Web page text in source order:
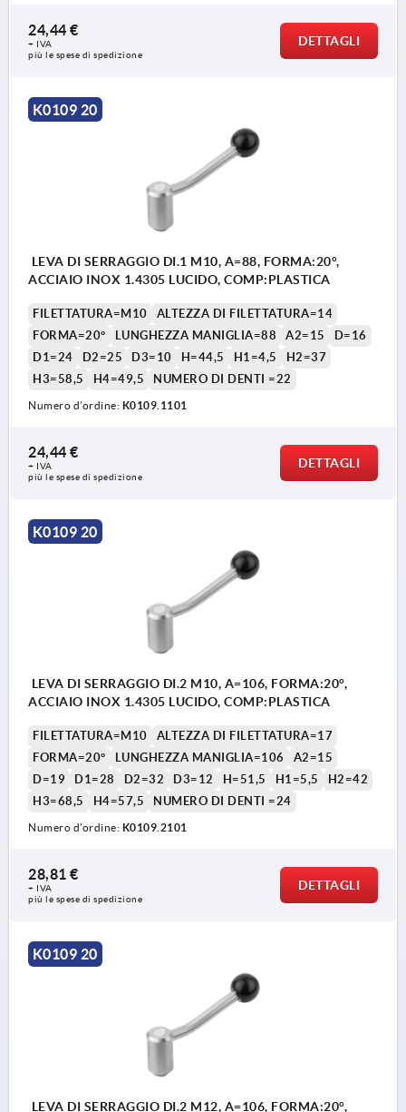
24,44 €
+ IVA
più le spese di spedizione
DETTAGLI
K0109 20
LEVA DI SERRAGGIO DI.1 M10, A=88, FORMA:20°,
ACCIAIO INOX 1.4305 LUCIDO, COMP:PLASTICA
FILETTATURA=M10
ALTEZZA DI FILETTATURA=14
FORMA=20°
LUNGHEZZA MANIGLIA=88 A2=15
D=16
D1=24
D2=25 D3=10 H=44,5 H1=4,5
H2=37
H3=58,5
H4=49,5 NUMERO DI DENTI =22
Numero d’ordine: K0109.1101
24,44 €
+ IVA
più le spese di spedizione
DETTAGLI
K0109 20
LEVA DI SERRAGGIO DI.2 M10, A=106, FORMA:20°,
ACCIAIO INOX 1.4305 LUCIDO, COMP:PLASTICA
FILETTATURA=M10
ALTEZZA DI FILETTATURA=17
FORMA=20°
LUNGHEZZA MANIGLIA=106
A2=15
D=19
D1=28 D2=32 D3=12 H=51,5 H1=5,5
H2=42
H3=68,5
H4=57,5 NUMERO DI DENTI =24
Numero d’ordine: K0109.2101
28,81 €
+ IVA
più le spese di spedizione
DETTAGLI
K0109 20
LEVA DI SERRAGGIO DI.2 M12, A=106, FORMA:20°,